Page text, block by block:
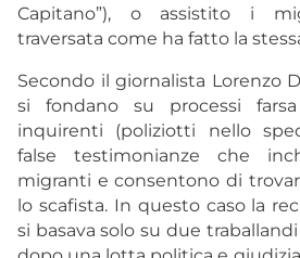
Capitano”), o assistito i
traversata come ha fatto la
Secondo il giornalista Lorenzo
si fondano su processi
inquirenti (poliziotti nello
false testimonianze che
migranti e consentono di
lo scafista. In questo caso la
si basava solo su due